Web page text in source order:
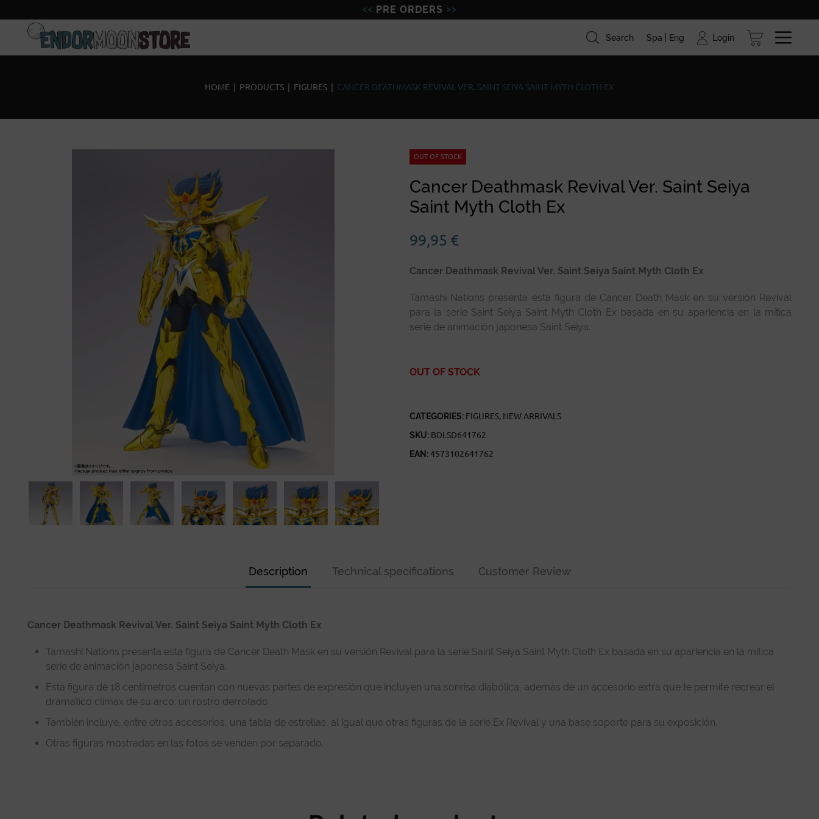
PRE ORDERS
Home Pre-Orders Figures Miniatures Modelism Brands Blog
Search Spa Eng Login
HOME PRODUCTS FIGURES CANCER DEATHMASK REVIVAL VER. SAINT SEIYA SAINT MYTH CLOTH EX
OUT OF STOCK
Cancer Deathmask Revival Ver. Saint Seiya
Saint Myth Cloth Ex
99,95 €
Cancer Deathmask Revival Ver. Saint Seiya Saint Myth Cloth Ex
Tamashi Nations presenta esta figura de Cancer Death Mask en su versión Revival
para la serie Saint Seiya Saint Myth Cloth Ex basada en su apariencia en la mítica
serie de animación japonesa Saint Seiya.
OUT OF STOCK
CATEGORIES: FIGURES, NEW ARRIVALS
SKU: BDI.SD641762
EAN:4573102641762
Description Technical specifications Customer Review
Cancer Deathmask Revival Ver. Saint Seiya Saint Myth Cloth Ex
Tamashi Nations presenta esta figura de Cancer Death Mask en su versión Revival para la serie Saint Seiya Saint Myth Cloth Ex basada en su apariencia en la mítica
serie de animación japonesa Saint Seiya.
Esta figura de 18 centímetros cuentan con nuevas partes de expresión que incluyen una sonrisa diabólica, además de un accesorio extra que te permite recrear el
dramático clímax de su arco: un rostro derrotado
También incluye, entre otros accesorios, una tabla de estrellas, al igual que otras figuras de la serie Ex Revival y una base soporte para su exposición.
Otras figuras mostradas en las fotos se venden por separado.